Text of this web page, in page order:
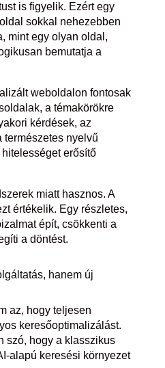
is figyelik. Ezért egy
sokkal nehezebben
mint egy olyan oldal,
bemutatja a
weboldalon fontosak
a témakörökre
kérdések, az
természetes nyelvű
erősítő
miatt hasznos. A
értékelik. Egy részletes,
épít, csökkenti a
a döntést.
hanem új
az, hogy teljesen
keresőoptimalizálást.
szó, hogy a klasszikus
alapú keresési környezet